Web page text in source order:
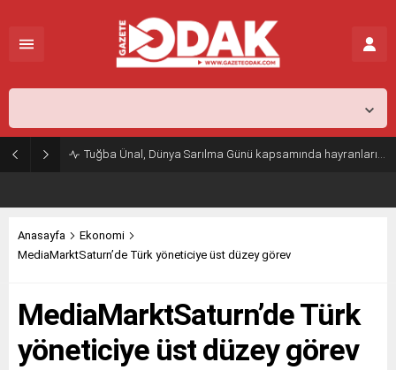
Tuğba Ünal, Dünya Sarılma Günü kapsamında hayranlarıyla buluştu
Anasayfa
Ekonomi
MediaMarktSaturn’de Türk yöneticiye üst düzey görev
MediaMarktSaturn’de Türk
yöneticiye üst düzey görev